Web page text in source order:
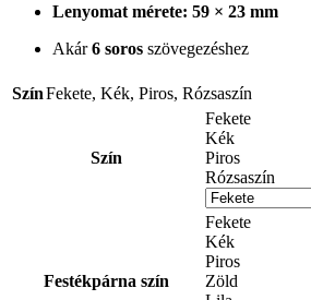
Lenyomat mérete: 59 × 23 mm
Akár6 soros szövegezéshez
SzínFekete, Kék, Piros, Rózsaszín
Szín
Fekete
Kék
Piros
Rózsaszín
Festékpárna szín
Fekete
Kék
Piros
Zöld